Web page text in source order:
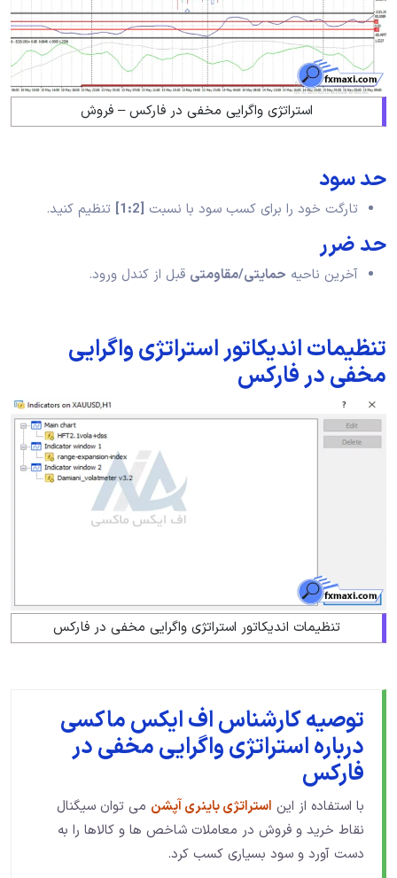
استراتژی واگرایی مخفی در فارکس – فروش
حد سود
تارگت خود را برای کسب سود با نسبت [1:2] تنظیم کنید.
حد ضرر
آخرین ناحیه حمایتی/مقاومتی قبل از کندل ورود.
تنظیمات اندیکاتور استراتژی واگرایی
مخفی در فارکس
تنظیمات اندیکاتور استراتژی واگرایی مخفی در فارکس
توصیه کارشناس اف ایکس ماکسی
درباره استراتژی واگرایی مخفی در
فارکس
با استفاده از این استراتژی باینری آپشن می توان سیگنال
نقاط خرید و فروش در معاملات شاخص ها و کالاها را به
دست آورد و سود بسیاری کسب کرد.